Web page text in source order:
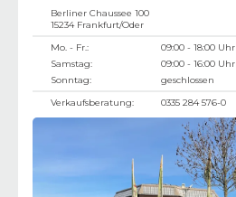
Berliner Chaussee 100
15234 Frankfurt/Oder
Mo. - Fr.:
09:00 - 18:00 Uhr
Samstag:
09:00 - 16:00 Uhr
Sonntag:
geschlossen
Verkaufsberatung:
0335 284 576-0